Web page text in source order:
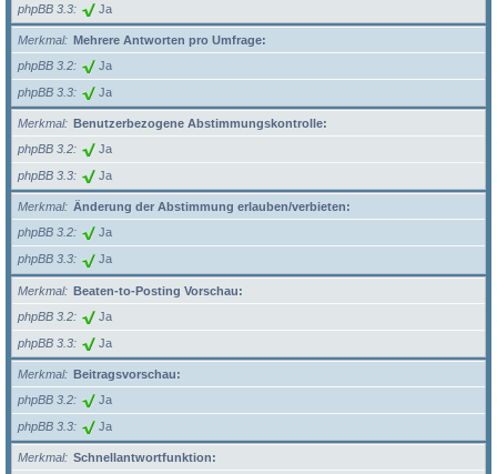
phpBB 3.3 Ja
Merkmal
Mehrere Antworten pro Umfrage:
phpBB 3.2
Ja
phpBB 3.3 Ja
Merkmal
Benutzerbezogene Abstimmungskontrolle:
phpBB 3.2
Ja
phpBB 3.3 Ja
Merkmal
Änderung der Abstimmung erlauben/verbieten:
phpBB 3.2
Ja
phpBB 3.3 Ja
Merkmal
Beaten-to-Posting Vorschau:
phpBB 3.2
Ja
phpBB 3.3 Ja
Merkmal
Beitragsvorschau:
phpBB 3.2
Ja
phpBB 3.3 Ja
Merkmal
Schnellantwortfunktion: